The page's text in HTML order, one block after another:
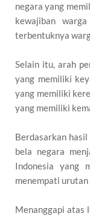
negara yang
kewajiban
terbentuknya
Selain itu, arah
yang memiliki
yang memiliki
yang memiliki
Berdasarkan
bela negara
Indonesia yang
menempati
Menanggapi atas